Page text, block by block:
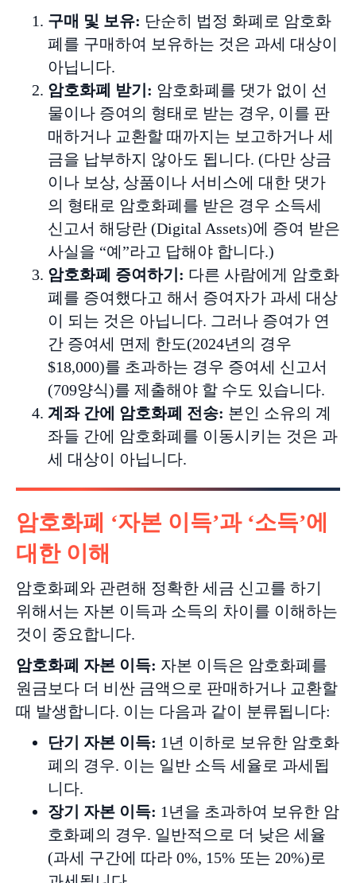
구매 및 보유: 단순히 법정 화폐로 암호화
폐를 구매하여 보유하는 것은 과세 대상이
아닙니다.
암호화폐
받기 : 암호화폐를 댓가 없이 선
물이나 증여의 형태로 받는 경우, 이를 판
매하거나 교환할 때까지는 보고하거나 세
금을 납부하지 않아도 됩니다. (다만 상금
이나 보상, 상품이나 서비스에 대한 댓가
의 형태로 암호화폐를 받은 경우 소득세
신고서 해당란 (Digital Assets)에 증여 받은
사실을 “예”라고 답해야 합니다.)
암호화폐
증여하기 : 다른 사람에게 암호화
폐를 증여했다고 해서 증여자가 과세 대상
이 되는 것은 아닙니다. 그러나 증여가 연
간 증여세 면제 한도(2024년의 경우
$18,000)를 초과하는 경우 증여세 신고서
(709양식)를 제출해야 할 수도 있습니다.
계좌 간에 암호화폐 전송: 본인 소유의 계
좌들 간에 암호화폐를 이동시키는 것은 과
세 대상이 아닙니다.
암호화폐 ‘자본 이득’과 ‘소득’에
대한 이해
암호화폐와 관련해 정확한 세금 신고를 하기
위해서는 자본 이득과 소득의 차이를 이해하는
것이 중요합니다.
암호화폐
자본 이득: 자본 이득은 암호화폐를
원금보다 더 비싼 금액으로 판매하거나 교환할
때 발생합니다. 이는 다음과 같이 분류됩니다:
단기
자본 이득: 1년 이하로 보유한 암호화
폐의 경우. 이는 일반 소득 세율로 과세됩
니다.
장기
자본 이득: 1 년을 초과하여 보유한 암
호화폐의 경우. 일반적으로 더 낮은 세율
(과세 구간에 따라 0%, 15% 또는 20%)로